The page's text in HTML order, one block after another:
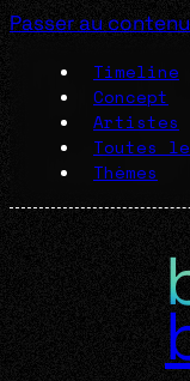
Passer au
Timeline
Concept
Artistes
Toutes
Thèmes